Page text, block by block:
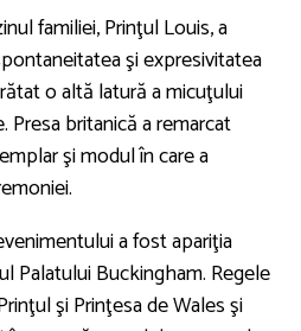
familiei, Prinţul Louis, a
şi expresivitatea
o altă latură a micuţului
Presa britanică a remarcat
şi modul în care a
a fost apariţia
Palatului Buckingham. Regele
şi Prinţesa de Wales şi